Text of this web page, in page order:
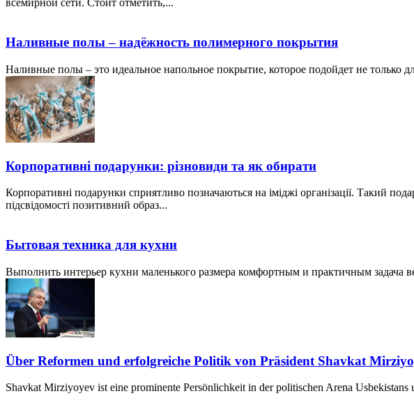
всемирной сети. Стоит отметить,...
Наливные полы – надёжность полимерного покрытия
Наливные полы – это идеальное напольное покрытие, которое подойдет не только
Корпоративні подарунки: різновиди та як обирати
Корпоративні подарунки сприятливо позначаються на іміджі організації. Такий
підсвідомості позитивний образ...
Бытовая техника для кухни
Выполнить интерьер кухни маленького размера комфортным и практичным
Über Reformen und erfolgreiche Politik von Präsident Shavkat
Shavkat Mirziyoyev ist eine prominente Persönlichkeit in der politischen Arena